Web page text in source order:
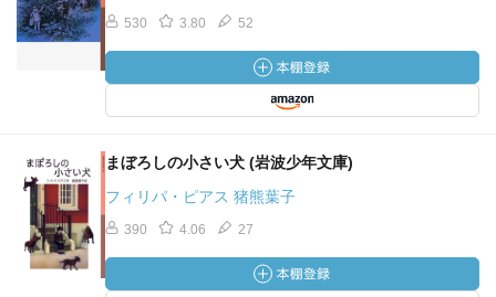
530 3.80 52
まぼろしの小さい犬 (岩波少年文庫)
フィリパ・ピアス 猪熊葉子
390 4.06 27